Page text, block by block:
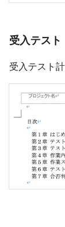
受入テスト
受入テスト